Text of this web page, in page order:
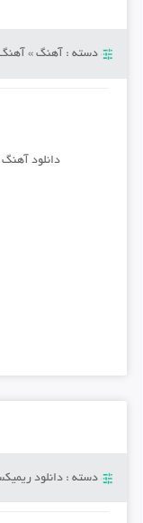
دسته : آهنگ»
دانلود آهنگ
دسته : دانلود